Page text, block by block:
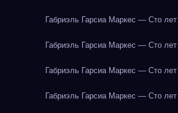
Габриэль Гарсиа Маркес — Сто лет
Габриэль Гарсиа Маркес — Сто лет
Габриэль Гарсиа Маркес — Сто лет
Габриэль Гарсиа Маркес — Сто лет